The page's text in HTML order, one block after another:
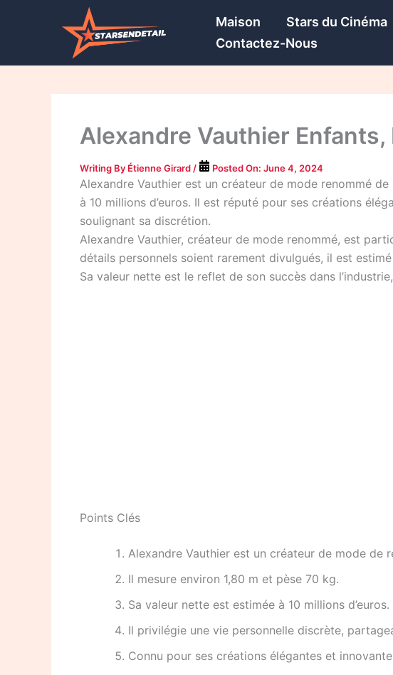
Maison Stars du Cinéma
Contactez-Nous
Alexandre Vauthier
Writing By Étienne Girard / Posted On: June 4, 2024
Alexandre Vauthier est un créateur de mode renommé
à 10 millions d’euros. Il est réputé pour ses créations
soulignant sa discrétion.
Alexandre Vauthier, créateur de mode renommé, est
détails personnels soient rarement divulgués, il est
Sa valeur nette est le reflet de son succès dans
Points Clés
Alexandre Vauthier est un créateur de mode de
Il mesure environ 1,80 m et pèse 70 kg.
Sa valeur nette est estimée à 10 millions d’euros.
Il privilégie une vie personnelle discrète,
Connu pour ses créations élégantes et